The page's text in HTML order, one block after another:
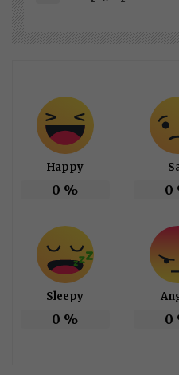
Happy
0 % 0
Sleepy
0 % 0